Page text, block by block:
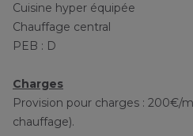
Cuisine hyper équipée
Chauffage central
PEB : D
Charges
Provision pour charges : 200€/
chauffage).